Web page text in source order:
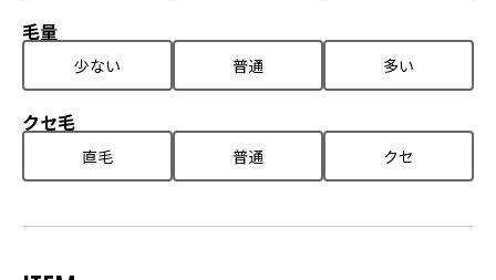
毛量
少ない 普通 多い
クセ毛
直毛 普通 クセ